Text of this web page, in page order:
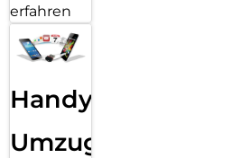
erfahren
Handy
Umzug